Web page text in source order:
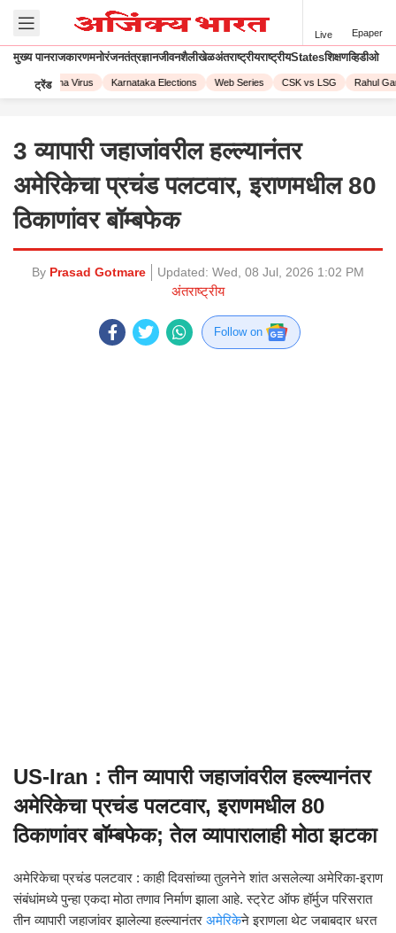
Live Epaper
मुख्य पानराजकारणमनोरंजनतंत्रज्ञानजीवनशैलीखेळअंतराष्ट्रीयराष्ट्रीयStatesशिक्षणव्हिडीओ
ट्रेंड
Corona Virus Karnataka Elections Web Series CSK vs LSG Rahul
3 व्यापारी जहाजांवरील हल्ल्यानंतर
अमेरिकेचा प्रचंड पलटवार, इराणमधील 80
ठिकाणांवर बॉम्बफेक
By Prasad Gotmare Updated: Wed, 08 Jul, 2026 1:02 PM
अंतराष्ट्रीय
Follow on
US-Iran : तीन व्यापारी जहाजांवरील हल्ल्यानंतर
अमेरिकेचा प्रचंड पलटवार, इराणमधील 80
ठिकाणांवर बॉम्बफेक; तेल व्यापारालाही मोठा झटका
अमेरिकेचा प्रचंड पलटवार : काही दिवसांच्या तुलनेने शांत असलेल्या अमेरिका-इराण
संबंधांमध्ये पुन्हा एकदा मोठा तणाव निर्माण झाला आहे. स्ट्रेट ऑफ हॉर्मुज परिसरात
तीन व्यापारी जहाजांवर झालेल्या हल्ल्यानंतर अमेरिकेने इराणला थेट जबाबदार धरत